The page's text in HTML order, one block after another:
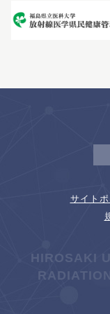
サイト
HIROSAKI